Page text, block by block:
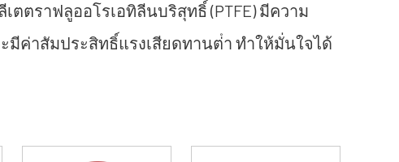
ตตราฟลูออโรเอทิลีนบริสุทธิ์ (PTFE) มีความ
มีค่าสัมประสิทธิ์แรงเสียดทานต่ํา ทําให้มั่นใจได้
ภูมิที่แข็งแกร่งและคุณสมบัติต่อต้านริ้วรอยการ